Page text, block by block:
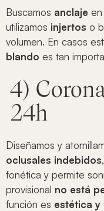
Buscamos anclaje
utilizamos injertos o
volumen. En casos
blando es tan
4)
24h
Diseñamos y
oclusales indebidos
fonética y permite
provisional no está
función es estética